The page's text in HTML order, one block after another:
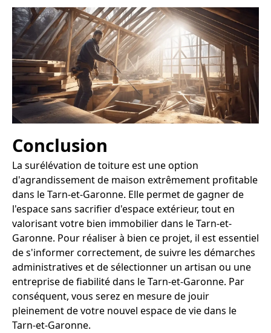
Conclusion
La surélévation de toiture est une option
d'agrandissement de maison extrêmement profitable
dans le Tarn-et-Garonne. Elle permet de gagner de
l'espace sans sacrifier d'espace extérieur, tout en
valorisant votre bien immobilier dans le Tarn-et-
Garonne. Pour réaliser à bien ce projet, il est essentiel
de s'informer correctement, de suivre les démarches
administratives et de sélectionner un artisan ou une
entreprise de fiabilité dans le Tarn-et-Garonne. Par
conséquent, vous serez en mesure de jouir
pleinement de votre nouvel espace de vie dans le
Tarn-et-Garonne.